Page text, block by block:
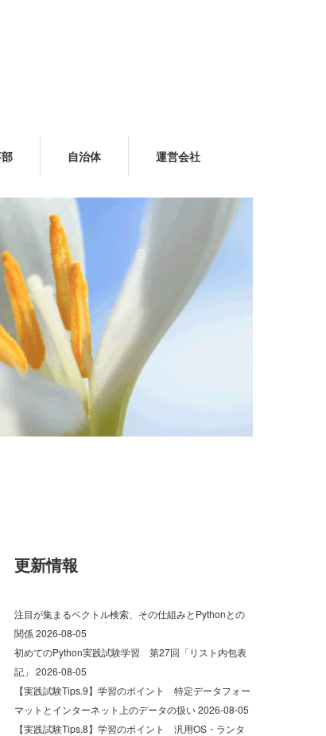
自治体 運営会社
更新情報
注目が集まるベクトル検索、その仕組みとPythonとの
関係2026-08-05
初めてのPython実践試験学習 第27回「リスト内包表
記」 2026-08-05
【実践試験Tips.9】学習のポイント 特定データフォー
マットとインターネット上のデータの扱い2026-08-05
【実践試験Tips.8】学習のポイント 汎用OS・ランタ